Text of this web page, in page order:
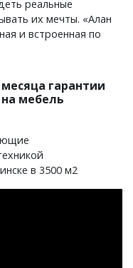
реальные
их мечты. «Алан
и встроенная по
месяца гарантии
на мебель
в 3500 м2